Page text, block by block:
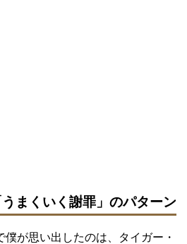
まくいく謝罪」のパターン
僕が思い出したのは、タイガー・